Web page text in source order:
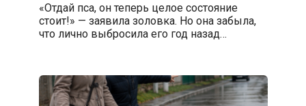
«Отдай пса, он теперь целое состояние
стоит!» — заявила золовка. Но она забыла,
что лично выбросила его год назад…